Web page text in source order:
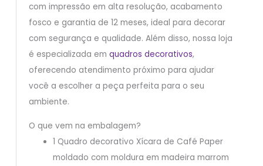
com impressão em alta resolução, acabamento
fosco e garantia de 12 meses, ideal para decorar
com segurança e qualidade. Além disso, nossa loja
é especializada em quadros decorativos,
oferecendo atendimento próximo para ajudar
você a escolher a peça perfeita para o seu
ambiente.
O que vem na embalagem?
1 Quadro decorativo Xícara de Café Paper
moldado com moldura em madeira marrom